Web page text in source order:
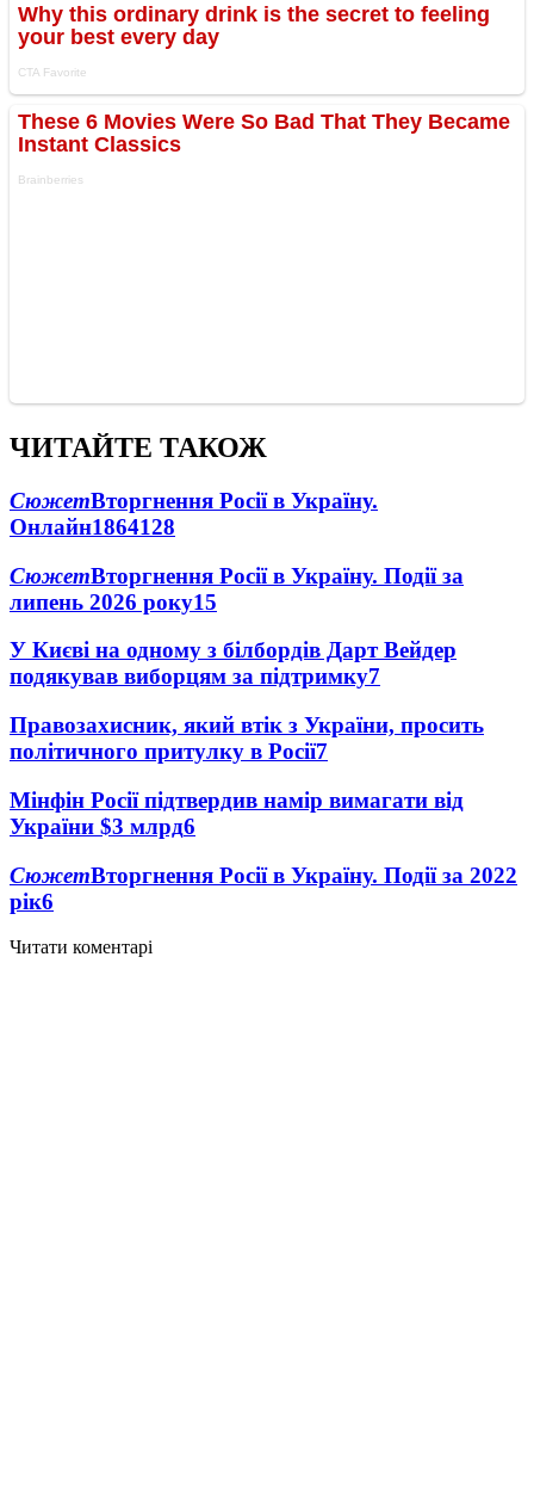
ЧИТАЙТЕ ТАКОЖ
СюжетВторгнення Росії в Україну.
Онлайн1864128
СюжетВторгнення Росії в Україну. Події за
липень 2026 року15
У Києві на одному з білбордів Дарт Вейдер
подякував виборцям за підтримку7
Правозахисник, який втік з України, просить
політичного притулку в Росії7
Мінфін Росії підтвердив намір вимагати від
України $3 млрд6
СюжетВторгнення Росії в Україну. Події за 2022
рік6
Читати коментарі